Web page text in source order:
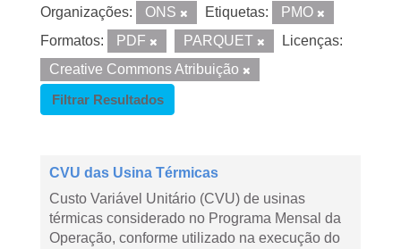
Organizações: ONS Etiquetas:
PMO
Formatos:
PDF PARQUET
Licenças:
Creative Commons Atribuição
Filtrar Resultados
CVU das Usina Térmicas
Custo Variável Unitário (CVU) de usinas
térmicas considerado no Programa Mensal da
Operação, conforme utilizado na execução do